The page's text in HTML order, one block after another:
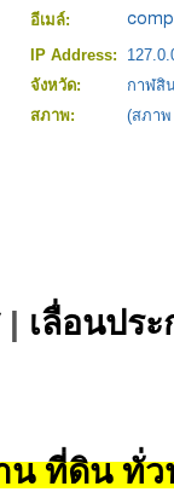
อีเมล์:
IP Address:
จังหวัด:
กาฬสิ
สภาพ:
(สภาพ
| เลื่อนปร
ที่ดิน ทั่ว